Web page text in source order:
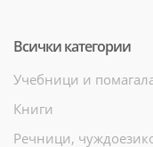
Всички категории
Учебници и
Книги
Речници,